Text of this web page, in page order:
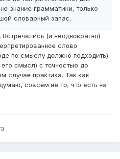
знание грамматики, только
словарный запас.
. Встречались (и неоднократно)
слово
по смыслу должно подходить)
смысл) с точностью до
случае практика. Так как
совсем не то, что есть на